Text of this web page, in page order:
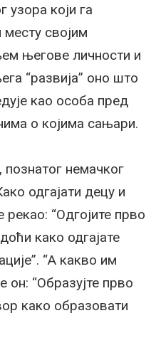
узора који га
својим
његове личности и
“развија” оно што
као особа пред
о којима сањари.
немачког
одгајати децу и
рекао: “Одгојите прво
како одгајате
“А какво им
“Образујте прво
како образовати